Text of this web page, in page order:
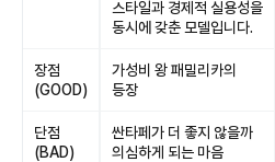
스타일과 경제적 실용성을
동시에 갖춘 모델입니다.
장점
(GOOD)
가성비 왕 패밀리카의
등장
단점
(BAD)
싼타페가 더 좋지 않을까
의심하게 되는 마음